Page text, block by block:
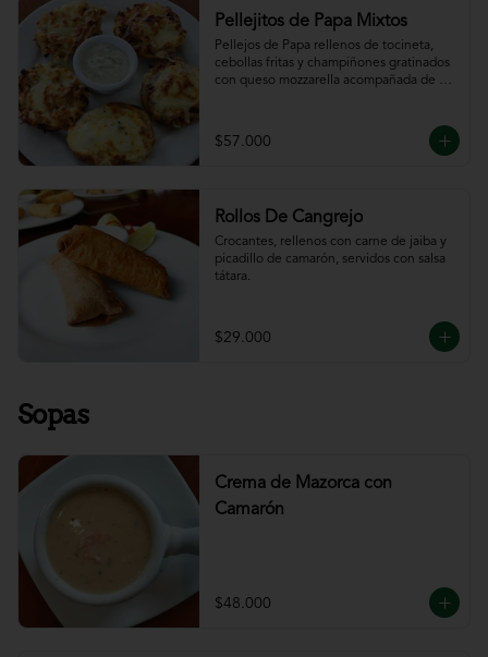
Pellejitos de Papa Mixtos
Pellejos de Papa rellenos de tocineta,
cebollas fritas y champiñones gratinados
con queso mozzarella acompañada de
$57.000
Rollos De Cangrejo
Crocantes, rellenos con carne de jaiba y
picadillo de camarón, servidos con salsa
tátara.
$29.000
Sopas
Crema de Mazorca con
Camarón
$48.000